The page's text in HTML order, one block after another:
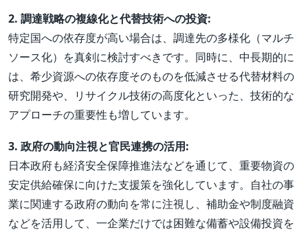
2. 調達戦略の複線化と代替技術への投資:
特定国への依存度が高い場合は、調達先の多様化（マルチ
ソース化）を真剣に検討すべきです。同時に、中長期的に
は、希少資源への依存度そのものを低減させる代替材料の
研究開発や、リサイクル技術の高度化といった、技術的な
アプローチの重要性も増しています。
3. 政府の動向注視と官民連携の活用:
日本政府も経済安全保障推進法などを通じて、重要物資の
安定供給確保に向けた支援策を強化しています。自社の事
業に関連する政府の動向を常に注視し、補助金や制度融資
などを活用して、一企業だけでは困難な備蓄や設備投資を